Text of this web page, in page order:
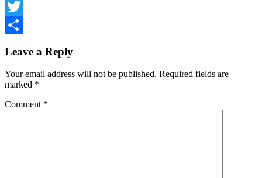
Email
Twitter
Leave a Reply
Your email address will not be published. Required fields are
marked *
Comment *